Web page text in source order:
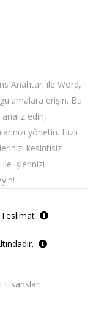
Anahtarı ile Word,
erişin. Bu
edin,
yönetin. Hızlı
kesintisiz
işlerinizi